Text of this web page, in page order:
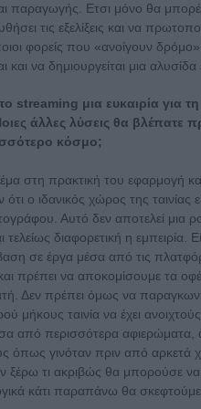
παραγωγής. Ετσι μόνο θα
τις εξελίξεις και να
φορείς που «ανοίγουν
και να δημιουργείται μια αλυσίδα
streaming μια ευκαιρία για
άλλες λύσεις θα βλέπατε
κόσμο;
στη πρακτική του εφαρμογή
ο ιδανικός χώρος της ταινίας
Αυτό δεν αποτελεί μια
τελείως διαφορετική η εμπειρία.
σε έργα μέσα από τις
πρέπει να αποκομίσουμε τα
Δεν πρέπει όμως να
μήκους ταινία να έχει
από περισσότερα αφιερώματα,
όπως γινόταν πριν από αρκετά
ξέρω τι ακριβώς θα μπορούσε
κάτι παραπάνω θα σκεφτούμε.